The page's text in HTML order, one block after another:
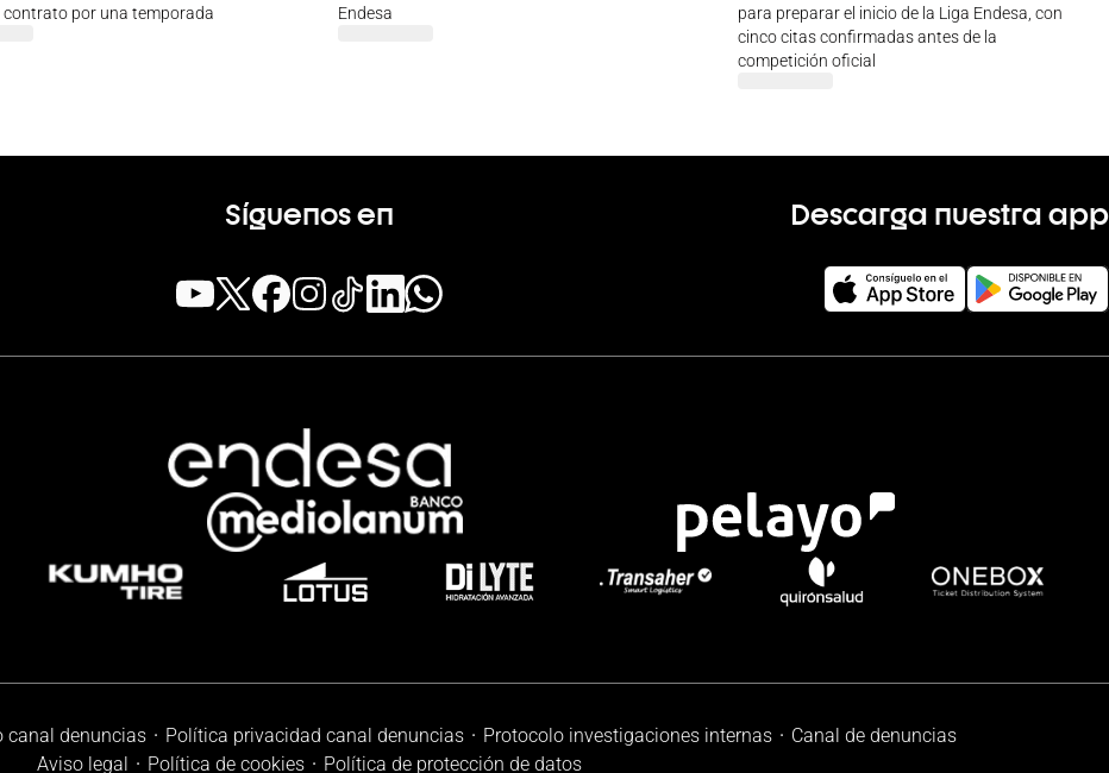
por una temporada
Endesa
para preparar el inicio de la Liga Endesa, con
cinco citas confirmadas antes de la
competición oficial
Síguenos en Descarga nuestra app
canal denuncias Política privacidad canal denuncias Protocolo investigaciones internas
Canal de denuncias
Aviso legal
Política de cookies Política de protección de datos